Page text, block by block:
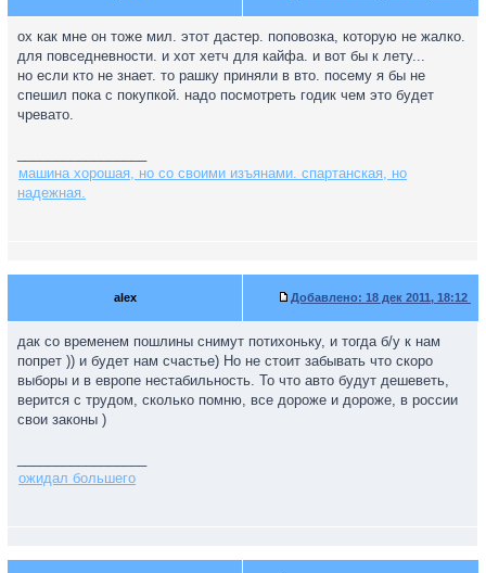
ох как мне он тоже мил. этот дастер. поповозка, которую не жалко.
для повседневности. и хот хетч для кайфа. и вот бы к лету...
но если кто не знает. то рашку приняли в вто. посему я бы не
спешил пока с покупкой. надо посмотреть годик чем это будет
чревато.
машина хорошая, но со своими изъянами. спартанская, но
надежная.
alex Добавлено: 18 дек 2011, 18:12
дак со временем пошлины снимут потихоньку, и тогда б/у к нам
попрет )) и будет нам счастье) Но не стоит забывать что скоро
выборы и в европе нестабильность. То что авто будут дешеветь,
верится с трудом, сколько помню, все дороже и дороже, в россии
свои законы )
ожидал большего